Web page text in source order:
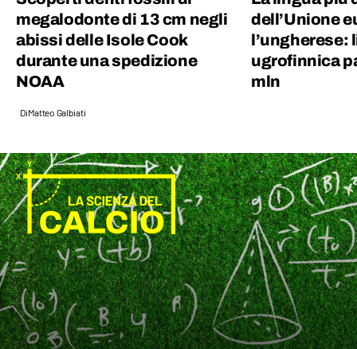
megalodonte di 13 cm negli
abissi delle Isole Cook
durante una spedizione
NOAA
DiMatteo Galbiati
dell’Unione
l’ungherese:
ugrofinnica
mln